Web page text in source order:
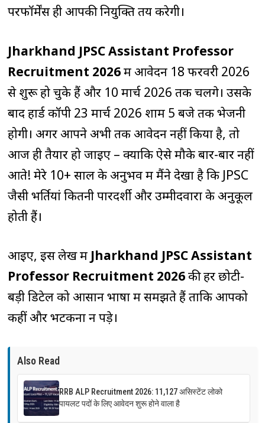
परफॉर्मेंस ही आपकी नियुक्ति तय करेगी।
Jharkhand JPSC Assistant Professor
Recruitment 2026में आवेदन 18 फरवरी 2026
से शुरू हो चुके हैं और 10 मार्च 2026 तक चलेंगे। उसके
बाद हार्ड कॉपी 23 मार्च 2026 शाम 5 बजे तक भेजनी
होगी। अगर आपने अभी तक आवेदन नहीं किया है, तो
आज ही तैयार हो जाइए – क्योंकि ऐसे मौके बार-बार नहीं
आते! मेरे 10+ साल के अनुभव में मैंने देखा है कि JPSC
जैसी भर्तियां कितनी पारदर्शी और उम्मीदवारों के अनुकूल
होती हैं।
आइए, इस लेख में Jharkhand JPSC Assistant
Professor Recruitment 2026की हर छोटी-
बड़ी डिटेल को आसान भाषा में समझते हैं ताकि आपको
कहीं और भटकना न पड़े।
Also Read
RRB ALP Recruitment 2026: 11,127 असिस्टेंट लोको
पायलट पदों के लिए आवेदन शुरू होने वाला है